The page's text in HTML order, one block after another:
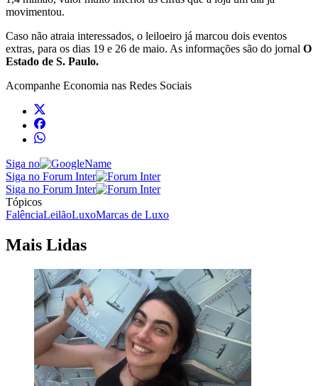
movimentou.
Caso não atraia interessados, o leiloeiro já marcou dois eventos
extras, para os dias 19 e 26 de maio. As informações são do jornal O
Estado de S. Paulo.
Acompanhe Economia nas Redes Sociais
Siga no
Siga no Forum Inter
Siga no Forum Inter
Tópicos
FalênciaLeilãoLuxoMarcas de Luxo
Mais Lidas